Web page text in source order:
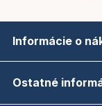
Informácie o
Ostatné